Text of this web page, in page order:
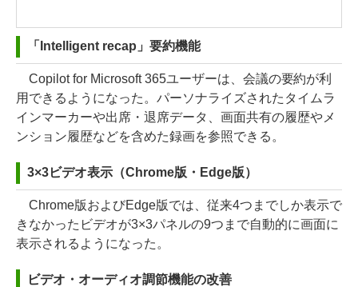
「Intelligent recap」要約機能
Copilot for Microsoft 365ユーザーは、会議の要約が利
用できるようになった。パーソナライズされたタイムラ
インマーカーや出席・退席データ、画面共有の履歴やメ
ンション履歴などを含めた録画を参照できる。
3×3ビデオ表示（Chrome版・Edge版）
Chrome版およびEdge版では、従来4つまでしか表示で
きなかったビデオが3×3パネルの9つまで自動的に画面に
表示されるようになった。
ビデオ・オーディオ調節機能の改善